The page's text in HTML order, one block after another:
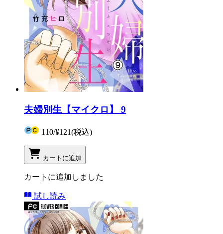
夫婦別生【マイクロ】 9
110/¥121(税込)
カートに追加
カートに追加しました
試し読み